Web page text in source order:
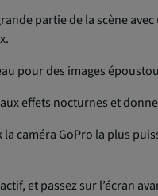
partie de la scène
pour des images
effets nocturnes et
caméra GoPro la plus
et passez sur l’écran